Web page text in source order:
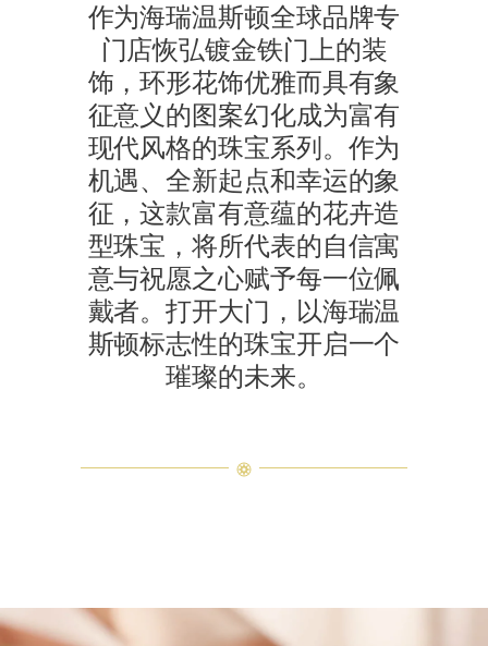
作为海瑞温斯顿全球品牌专
门店恢弘镀金铁门上的装
饰，环形花饰优雅而具有象
征意义的图案幻化成为富有
现代风格的珠宝系列。作为
机遇、全新起点和幸运的象
征，这款富有意蕴的花卉造
型珠宝，将所代表的自信寓
意与祝愿之心赋予每一位佩
戴者。打开大门，以海瑞温
斯顿标志性的珠宝开启一个
璀璨的未来。